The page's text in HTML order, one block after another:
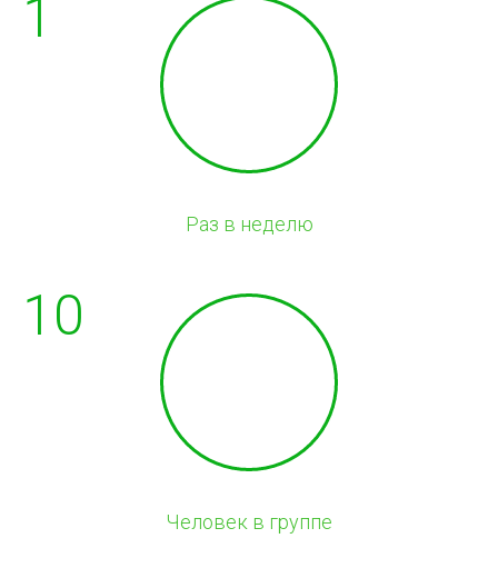
1
Раз в неделю
10
Человек в группе